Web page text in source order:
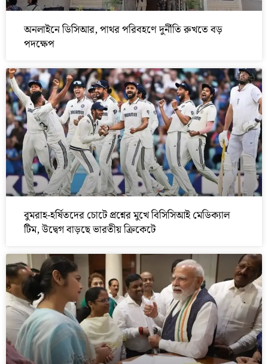
অনলাইনে ডিসিআর, পাথর পরিবহণে দুর্নীতি রুখতে বড়
পদক্ষেপ
বুমরাহ-হর্ষিতদের চোটে প্রশ্নের মুখে বিসিসিআই মেডিক্যাল
টিম, উদ্বেগ বাড়ছে ভারতীয় ক্রিকেটে